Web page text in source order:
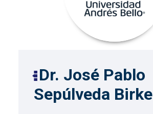
Dr. José Pablo
Sepúlveda Birke